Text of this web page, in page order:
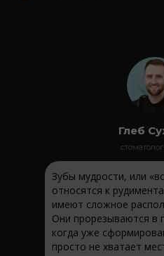
Зубы мудрости, или
относятся к
имеют сложное
Они прорезываются в
когда уже
просто не хватает
Глеб